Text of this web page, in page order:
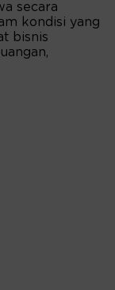
secara
kondisi yang
bisnis